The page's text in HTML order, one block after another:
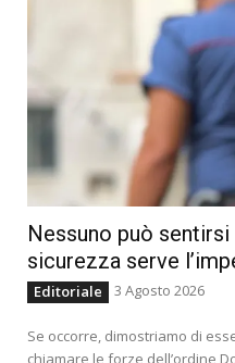
Nessuno può
sicurezza serve
Editoriale 3 Agosto 2026
Se occorre, dimostriamo di
chiamare le forze dell’ordine